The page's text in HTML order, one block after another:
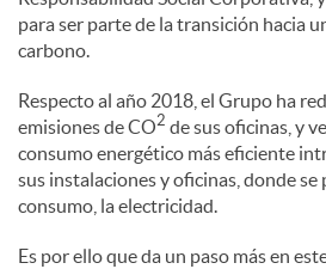
e
s
para ser parte de la transición hacia
carbono.
Respecto al año 2018, el Grupo ha
emisiones de CO2 de sus oficinas, y
consumo energético más eficiente
sus instalaciones y oficinas, donde
consumo, la electricidad.
Es por ello que da un paso más en